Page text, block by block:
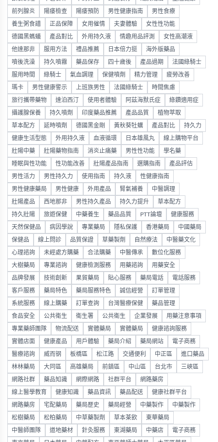
前列腺炎 陽痿檢查 陽痿預防 男性健康指南 男性食療
養生粥食譜 正品保障 女用催情 夫妻體驗 女性性功能
德國黑螞蟻 產品對比 外用持久液 情趣用品評測 女性高潮液
他達那非 服用方法 禮品推薦 日本倍力挺 海外版藥品
噴後洗澡 持久噴霧 藥品保存 四十歲後 產品過期 法國綠騎士
服用時間 綠騎士 氣血調理 保健噴劑 精力管理 疲勞改善
瑪卡 男性健康警示 上班族男性 法國綠騎士 時間焦慮
旅行攜帶藥物 達泊西汀 使用者體驗 阿茲海默氏症 綠鑽適用症
攝護腺保養 持久噴劑 印度藥品推薦 產品品質 植物萃取
草本配方 延時噴劑 德國黑金剛 黃秋葵牡蠣 產品對比 持久力
健康生活型態 外用持久液 血液循環 日本雄風丸 線上購物平台
壯陽中藥 壯陽藥物指南 消炎止痛藥 男性性功能 學名藥
睡眠與性功能 性功能改善 壯陽產品指南 選購指南 產品評估
男性活力 男性持久力 使用指南 持久液 性健康指南
男性健康藥局 男性健康 外用產品 腎氣補養 中醫調理
壯陽產品 西地那非 男性持久產品 持久力提升 草本配方
持久壯陽 旅遊保健 中藥養生 藥品品質 PTT論壇 健康服務
天然保健品 病因學說 專業藥局 隱私保護 香港藥局 中國藥局
保健品 線上問診 品質保證 草藥製劑 自然療法 中醫藥文化
心理諮詢 未經處方購藥 合法購藥 中醫傳承 數位化服務
大樹藥局 專業諮詢 健康檢測服務 用藥諮詢 用藥安全
品牌發展 技術創新 果貿藥局 貼心服務 藥局電話 電話服務
客戶服務 藥局特色 藥局服務特色 誠信經營 訂單管理
系統服務 線上購藥 訂單查詢 台灣醫療保健 藥品管理
食品安全 公共衛生 衛生署 公共衛生 企業發展 用藥注意事項
專業藥師團隊 物流配送 實體藥局 實體藥局 健康諮詢服務
實體店面 健康產品 用戶體驗 藥局介紹 藥局網站 電子商務
醫療諮詢 威而钢 板橋區 松江路 交通便利 中正區 進口藥品
林林藥局 大同區 高雄藥局 前鎮區 中山區 台北市 三峽區
網路社群 藥品知識 網際網路 社群平台 網路藥房
線上醫學教育 健康知識 藥品資訊 藥品配送 健康社群平台
網路藥房 宅配藥局 藥局歷史 藥局經營 中藥製作 中藥製作
松樹藥局 松柏藥局 中草藥製劑 草本茶飲 東華藥局
中醫師團隊 道地藥材 針灸服務 東湖藥局 中藥店 電子商務